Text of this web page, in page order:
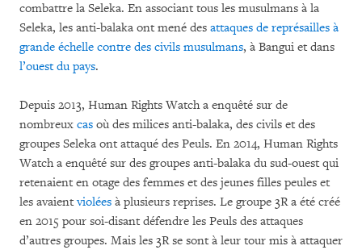
combattre la Seleka. En associant tous les musulmans à la
Seleka, les anti-balaka ont mené des attaques de représailles à
grande échelle contre des civils musulmans, à Bangui et dans
l’ouest du pays.
Depuis 2013, Human Rights Watch a enquêté sur de
nombreux cas où des milices anti-balaka, des civils et des
groupes Seleka ont attaqué des Peuls. En 2014, Human Rights
Watch a enquêté sur des groupes anti-balaka du sud-ouest qui
retenaient en otage des femmes et des jeunes filles peules et
les avaientviolées à plusieurs reprises. Le groupe 3R a été créé
en 2015 pour soi-disant défendre les Peuls des attaques
d’autres groupes. Mais les 3R se sont à leur tour mis à attaquer